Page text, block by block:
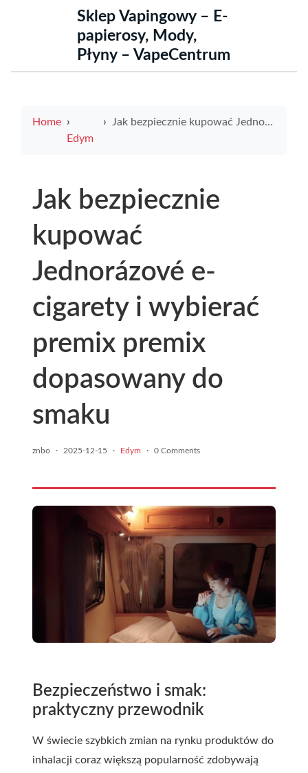
Sklep Vapingowy – E-
papierosy, Mody,
Płyny – VapeCentrum
Home
Edym
Jak bezpiecznie kupować Jednorázové e-cigarety i wybierać premix premix dopasowany do smaku
Jak bezpiecznie
kupować
Jednorázové e-
cigarety i wybierać
premix premix
dopasowany do
smaku
znbo · 2025-12-15 · Edym · 0 Comments
Bezpieczeństwo i smak:
praktyczny przewodnik
W świecie szybkich zmian na rynku produktów do
inhalacji coraz większą popularność zdobywają